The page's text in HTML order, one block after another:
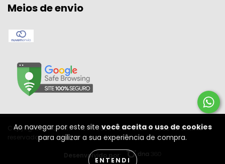
Ao navegar por este sitevocê aceita o uso de cookies
para agilizar a sua experiência de compra.
ENTENDI
Meios de envio
Copyright W A SPORT - 11301556000134 - 2026. Todos os direitos
reservados.
Desenvolvido por: